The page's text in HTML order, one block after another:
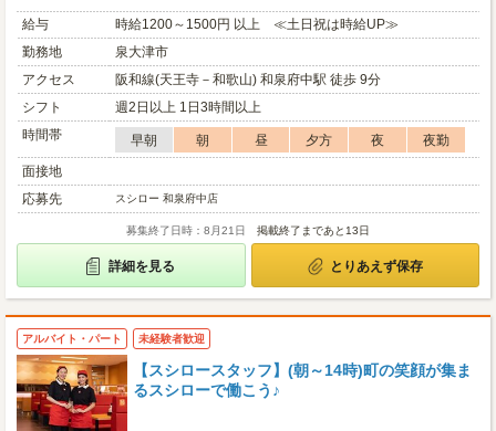
給与
時給1200～1500円 以上 ≪土日祝は時給UP≫
勤務地
泉大津市
アクセス
阪和線(天王寺－和歌山) 和泉府中駅 徒歩 9分
シフト
週2日以上 1日3時間以上
時間帯
早朝 朝 昼 夕方 夜
夜勤
面接地
応募先
スシロー 和泉府中店
募集終了日時：8月21日 掲載終了まであと13日
詳細を見る とりあえず保存
アルバイト・パート 未経験者歓迎
【スシロースタッフ】(朝～14時)町の笑顔が集ま
るスシローで働こう♪